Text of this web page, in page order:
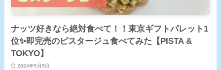
ナッツ好きなら絶対食べて！！東京ギフトパレット1
位✨即完売のピスタージュ食べてみた【PISTA &
TOKYO】
2024年5月5日